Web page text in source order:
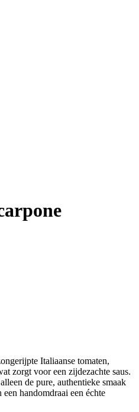
Italiaanse tomaten,
zorgt voor een zijdezachte saus.
de pure, authentieke smaak
handomdraai een échte